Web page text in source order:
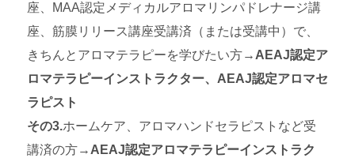
座、MAA認定メディカルアロマリンパドレナージ講
座、筋膜リリース講座受講済（または受講中）で、
きちんとアロマテラピーを学びたい方→ AEAJ認定ア
ロマテラピーインストラクター、AEAJ認定アロマセ
ラピスト
その3.ホームケア、アロマハンドセラピストなど受
講済の方→ AEAJ認定アロマテラピーインストラク